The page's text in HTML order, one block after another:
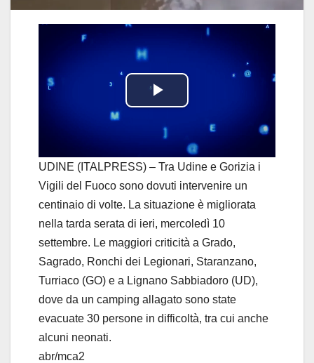
P
l
a
y
V
i
d
e
UDINE (ITALPRESS) – Tra Udine e Gorizia i
Vigili del Fuoco sono dovuti intervenire un
centinaio di volte. La situazione è migliorata
nella tarda serata di ieri, mercoledì 10
settembre. Le maggiori criticità a Grado,
Sagrado, Ronchi dei Legionari, Staranzano,
Turriaco (GO) e a Lignano Sabbiadoro (UD),
dove da un camping allagato sono state
evacuate 30 persone in difficoltà, tra cui anche
alcuni neonati.
abr/mca2